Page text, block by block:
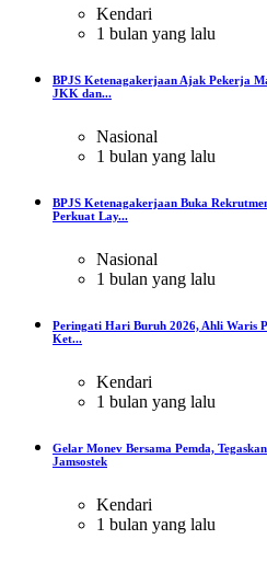
Kendari
1 bulan yang lalu
BPJS Ketenagakerjaan Ajak Pekerja
JKK dan...
Nasional
1 bulan yang lalu
BPJS Ketenagakerjaan Buka
Perkuat Lay...
Nasional
1 bulan yang lalu
Peringati Hari Buruh 2026, Ahli Waris
Ket...
Kendari
1 bulan yang lalu
Gelar Monev Bersama Pemda,
Jamsostek
Kendari
1 bulan yang lalu